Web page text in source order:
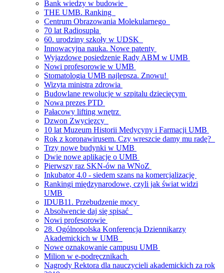
Bank wiedzy w budowie
THE UMB. Ranking
Centrum Obrazowania Molekularnego
70 lat Radiosupła
60. urodziny szkoły w UDSK
Innowacyjna nauka. Nowe patenty
Wyjazdowe posiedzenie Rady ABM w UMB
Nowi profesorowie w UMB
Stomatologia UMB najlepsza. Znowu!
Wizyta ministra zdrowia
Budowlane rewolucje w szpitalu dziecięcym
Nowa prezes PTD
Pałacowy lifting wnętrz
Dzwon Zwycięzcy
10 lat Muzeum Historii Medycyny i Farmacji UMB
Rok z koronawirusem. Czy wreszcie damy mu radę?
Trzy nowe budynki w UMB
Dwie nowe aplikacje o UMB
Pierwszy raz SKN-ów na WNoZ
Inkubator 4.0 - siedem szans na komercjalizację
Rankingi międzynarodowe, czyli jak świat widzi
UMB
IDUB11. Przebudzenie mocy
Absolwencie daj się spisać
Nowi profesorowie
28. Ogólnopolska Konferencja Dziennikarzy
Akademickich w UMB
Nowe oznakowanie campusu UMB
Milion w e-podręcznikach
Nagrody Rektora dla nauczycieli akademickich za rok